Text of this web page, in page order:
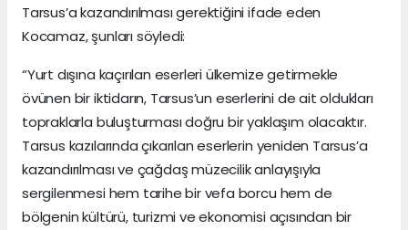
Tarsus’a kazandırılması gerektiğini ifade eden
Kocamaz, şunları söyledi:
“Yurt dışına kaçırılan eserleri ülkemize getirmekle
övünen bir iktidarın, Tarsus’un eserlerini de ait oldukları
topraklarla buluşturması doğru bir yaklaşım olacaktır.
Tarsus kazılarında çıkarılan eserlerin yeniden Tarsus’a
kazandırılması ve çağdaş müzecilik anlayışıyla
sergilenmesi hem tarihe bir vefa borcu hem de
bölgenin kültürü, turizmi ve ekonomisi açısından bir